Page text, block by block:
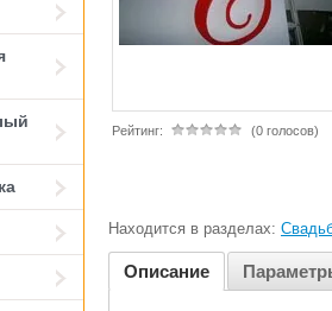
Рейтинг: (0 голосов)
Находится в разделах:
Описание